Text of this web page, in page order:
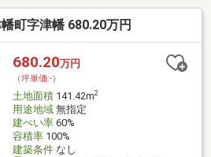
町字津幡 680.20万円
680.20万円
（坪単価:-）
土地面積141.42m2
用途地域無指定
建ぺい率60%
容積率100%
建築条件なし